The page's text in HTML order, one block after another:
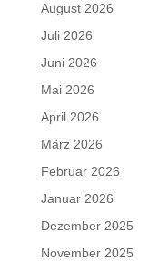
August 2026
Juli 2026
Juni 2026
Mai 2026
April 2026
März 2026
Februar 2026
Januar 2026
Dezember 2025
November 2025